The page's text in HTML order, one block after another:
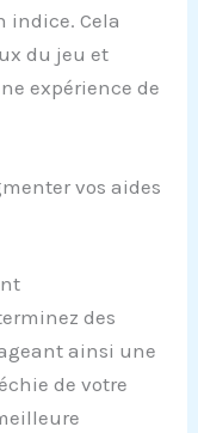
indice. Cela
du jeu et
expérience de
vos aides
des
ainsi une
de votre